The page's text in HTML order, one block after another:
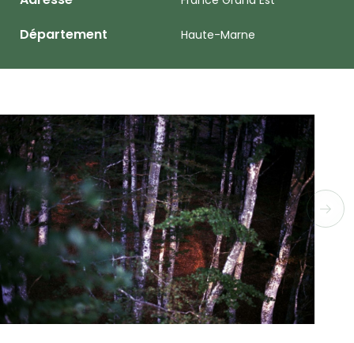
Département Haute-Marne